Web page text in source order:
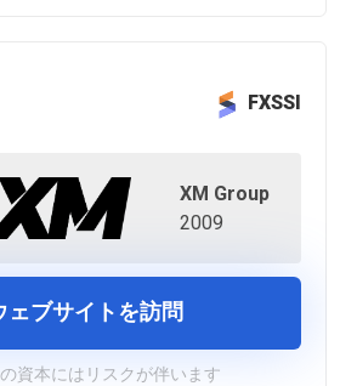
FXSSI
XM Group
2009
ェブサイトを訪問
資本にはリスクが伴います